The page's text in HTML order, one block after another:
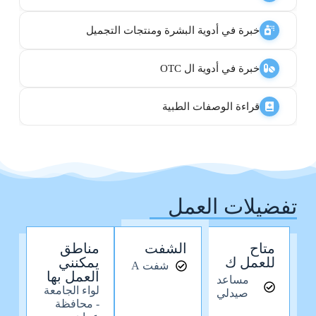
خبرة في أدوية البشرة ومنتجات التجميل
خبرة في أدوية ال OTC
قراءة الوصفات الطبية
تفضيلات العمل
متاح
للعمل ك
مساعد
صيدلي
الشفت
شفت A
مناطق
يمكنني
العمل بها
لواء الجامعة
- محافظة